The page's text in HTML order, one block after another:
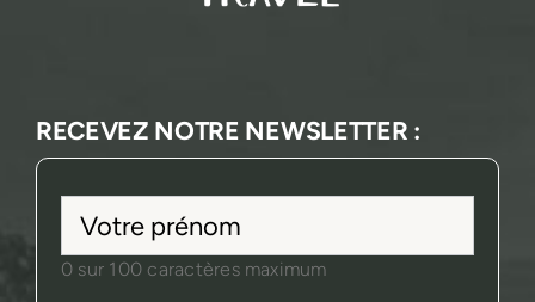
RECEVEZ NOTRE NEWSLETTER :
Votre
prénom*
0 sur 100 caractères maximum